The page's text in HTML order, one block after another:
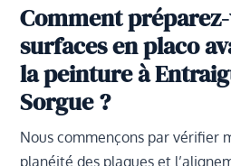
Comment
surfaces en placo
la peinture à
Sorgue ?
Nous commençons par vérifier
planéité des plaques et